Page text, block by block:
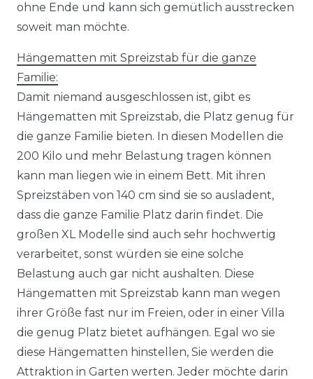
ohne Ende und kann sich gemütlich ausstrecken
soweit man möchte.
Hängematten mit Spreizstab für die ganze
Familie:
Damit niemand ausgeschlossen ist, gibt es
Hängematten mit Spreizstab, die Platz genug für
die ganze Familie bieten. In diesen Modellen die
200 Kilo und mehr Belastung tragen können
kann man liegen wie in einem Bett. Mit ihren
Spreizstäben von 140 cm sind sie so ausladent,
dass die ganze Familie Platz darin findet. Die
großen XL Modelle sind auch sehr hochwertig
verarbeitet, sonst würden sie eine solche
Belastung auch gar nicht aushalten. Diese
Hängematten mit Spreizstab kann man wegen
ihrer Größe fast nur im Freien, oder in einer Villa
die genug Platz bietet aufhängen. Egal wo sie
diese Hängematten hinstellen, Sie werden die
Attraktion in Garten werten. Jeder möchte darin